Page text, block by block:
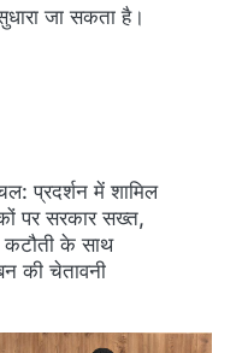
जा सकता है।
प्रदर्शन में शामिल
पर सरकार सख्त,
के साथ
की चेतावनी